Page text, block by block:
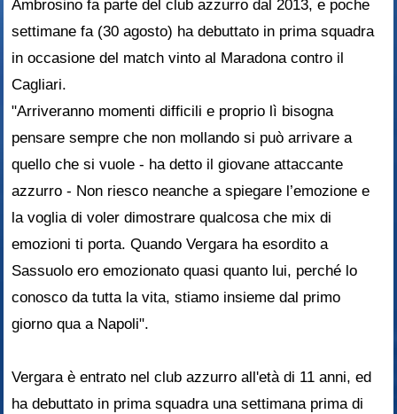
Ambrosino fa parte del club azzurro dal 2013, e poche
settimane fa (30 agosto) ha debuttato in prima squadra
in occasione del match vinto al Maradona contro il
Cagliari.
"Arriveranno momenti difficili e proprio lì bisogna
pensare sempre che non mollando si può arrivare a
quello che si vuole - ha detto il giovane attaccante
azzurro - Non riesco neanche a spiegare l’emozione e
la voglia di voler dimostrare qualcosa che mix di
emozioni ti porta. Quando Vergara ha esordito a
Sassuolo ero emozionato quasi quanto lui, perché lo
conosco da tutta la vita, stiamo insieme dal primo
giorno qua a Napoli".
Vergara è entrato nel club azzurro all'età di 11 anni, ed
ha debuttato in prima squadra una settimana prima di